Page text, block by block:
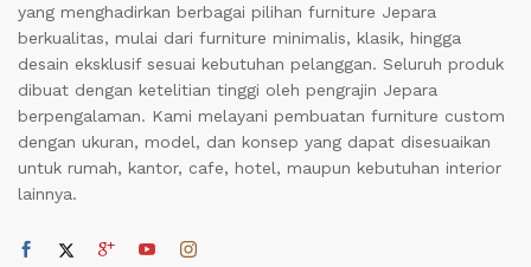
yang menghadirkan berbagai pilihan furniture Jepara
berkualitas, mulai dari furniture minimalis, klasik, hingga
desain eksklusif sesuai kebutuhan pelanggan. Seluruh produk
dibuat dengan ketelitian tinggi oleh pengrajin Jepara
berpengalaman. Kami melayani pembuatan furniture custom
dengan ukuran, model, dan konsep yang dapat disesuaikan
untuk rumah, kantor, cafe, hotel, maupun kebutuhan interior
lainnya.